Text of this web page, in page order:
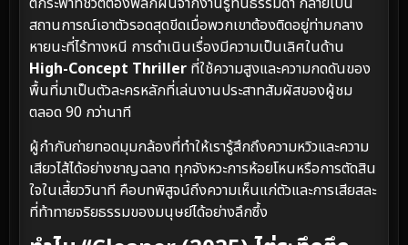
สถานการณ์เอาตัวรอดสุดขีดเมื่อพวกเขาต้องติดอยู่ท่ามกลาง
หายนะที่ไร้ทางหนี การดำเนินเรื่องมีความเป็นเลิศในด้าน
High-Concept Thriller ที่ใช้ความสูงและความกดดันของ
พื้นที่มาเป็นตัวละครหลักที่เล่นงานประสาทสัมผัสของผู้ชม
ตลอด 90 กว่านาที
ผู้กำกับถ่ายทอดมุมกล้องที่ทำให้เรารู้สึกถึงความหวิวและความ
เสียวไส้ได้อย่างชาญฉลาด ทุกจังหวะการห้อยโหนหรือการตัดสิน
ใจในเสี้ยววินาที คือบทพิสูจน์ถึงความเห็นแก่ตัวและการเสียสละ
ที่ท้าทายจริยธรรมของมนุษย์ได้อย่างลึกซึ้ง